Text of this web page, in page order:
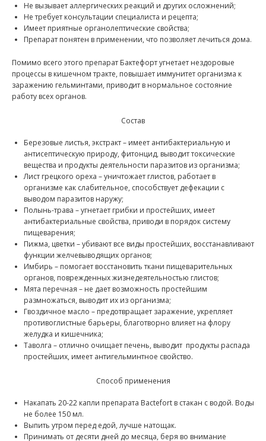
Не вызывает аллергических реакций и других осложнений;
Не требует консультации специалиста и рецепта;
Имеет приятные органолептические свойства;
Препарат понятен в применении, что позволяет лечиться дома.
Помимо всего этого препарат Бактефорт угнетает нездоровые
процессы в кишечном тракте, повышает иммунитет организма к
заражению гельминтами, приводит в нормальное состояние
работу всех органов.
Состав
Березовые листья, экстракт – имеет антибактериальную и
антисептическую природу, фитонцид, выводит токсические
вещества и продукты деятельности паразитов из организма;
Лист грецкого ореха – уничтожает глистов, работает в
организме как слабительное, способствует дефекации с
выводом паразитов наружу;
Полынь-трава – угнетает грибки и простейших, имеет
антибактериальные свойства, приводи в порядок систему
пищеварения;
Пижма, цветки – убивают все виды простейших, восстанавливают
функции желчевыводящих органов;
Имбирь – помогает восстановить ткани пищеварительных
органов, поврежденных жизнедеятельностью глистов;
Мята перечная – не дает возможность простейшим
размножаться, выводит их из организма;
Гвоздичное масло – предотвращает заражение, укрепляет
противоглистные барьеры, благотворно влияет на флору
желудка и кишечника;
Таволга – отлично очищает печень, выводит продукты распада
простейших, имеет антигельминтное свойство.
Способ применения
Накапать 20-22 капли препарата Bactefort в стакан с водой. Воды
не более 150 мл.
Выпить утром перед едой, лучше натощак.
Принимать от десяти дней до месяца, беря во внимание